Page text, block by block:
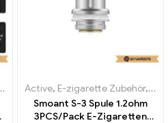
Verdampfer
Active, E-zigarette Zubehör,
Smoant S-3 Spule 1.2ohm
3PCS/Pack E-Zigaretten